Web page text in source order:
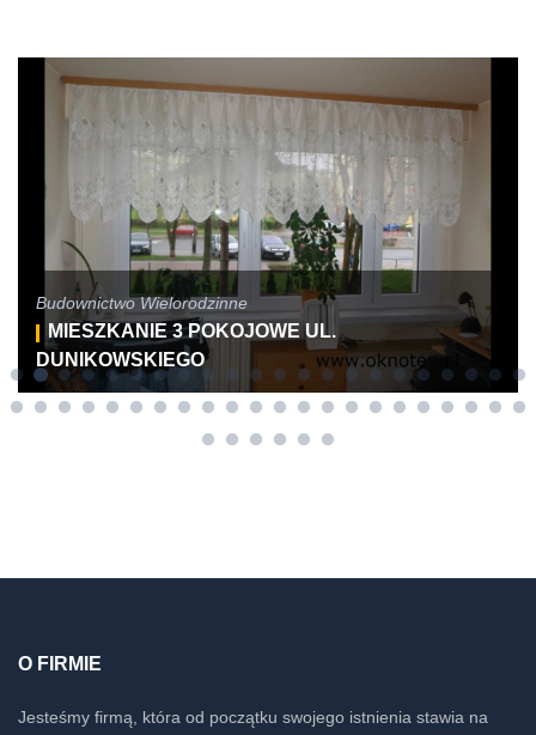
Budownictwo Wielorodzinne
MIESZKANIE 3 POKOJOWE UL.
DUNIKOWSKIEGO
O FIRMIE
Jesteśmy firmą, która od początku swojego istnienia stawia na